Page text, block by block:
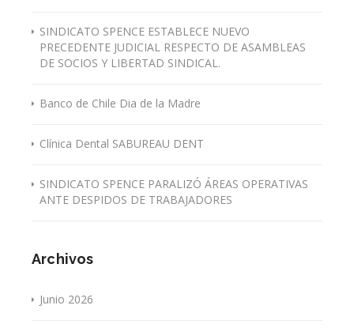
SINDICATO SPENCE ESTABLECE NUEVO
PRECEDENTE JUDICIAL RESPECTO DE ASAMBLEAS
DE SOCIOS Y LIBERTAD SINDICAL.
Banco de Chile Dia de la Madre
Clínica Dental SABUREAU DENT
SINDICATO SPENCE PARALIZÓ ÁREAS OPERATIVAS
ANTE DESPIDOS DE TRABAJADORES
Archivos
Junio 2026